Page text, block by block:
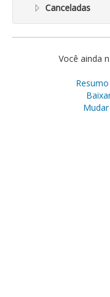
Canceladas
Você ainda